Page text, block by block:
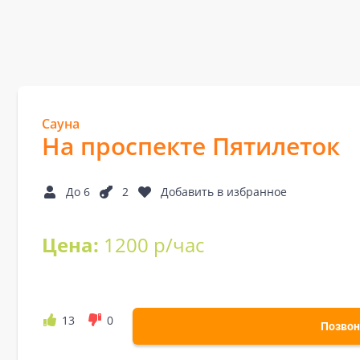
Сауна
На проспекте Пятилеток
До 6 2 Добавить в избранное
Цена: 1200 р/час
13 0